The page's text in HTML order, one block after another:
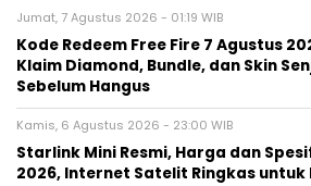
Jumat, 7 Agustus 2026 - 01:19 WIB
Kode Redeem Free Fire 7 Agustus
Klaim Diamond, Bundle, dan Skin
Sebelum Hangus
Kamis, 6 Agustus 2026 - 23:00 WIB
Starlink Mini Resmi, Harga dan
2026, Internet Satelit Ringkas untuk